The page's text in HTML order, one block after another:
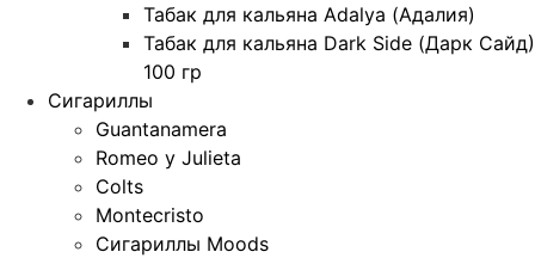
Табак для кальяна Adalya (Адалия)
Табак для кальяна Dark Side (Дарк Сайд)
100 гр
Сигариллы
Guantanamera
Romeo y Julieta
Colts
Montecristo
Сигариллы Moods